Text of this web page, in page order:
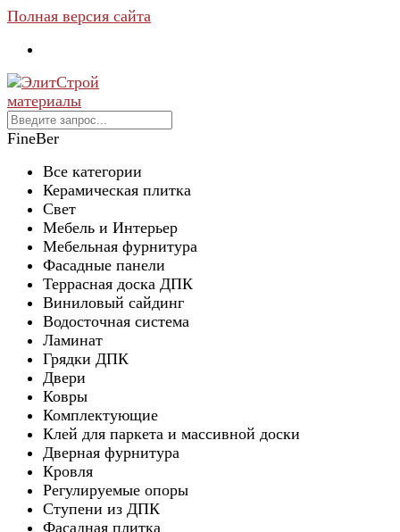
Полная версия сайта
FineBer
Все категории
Керамическая плитка
Свет
Мебель и Интерьер
Мебельная фурнитура
Фасадные панели
Террасная доска ДПК
Виниловый сайдинг
Водосточная система
Ламинат
Грядки ДПК
Двери
Ковры
Комплектующие
Клей для паркета и массивной доски
Дверная фурнитура
Кровля
Регулируемые опоры
Ступени из ДПК
Фасадная плитка